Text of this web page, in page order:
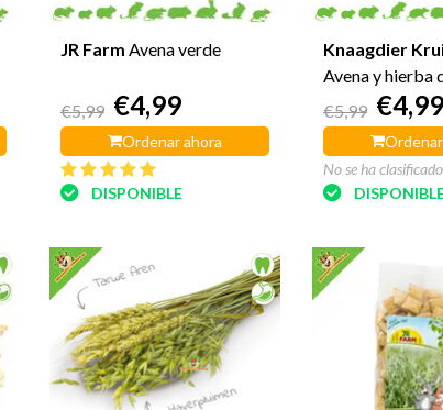
JR Farm Avena verde
€5,99 €4,99
Ordenar ahora
DISPONIBLE
Knaagdier
Avena y hierba
100 gramos
€5,99 €4,99
No se ha clasificado